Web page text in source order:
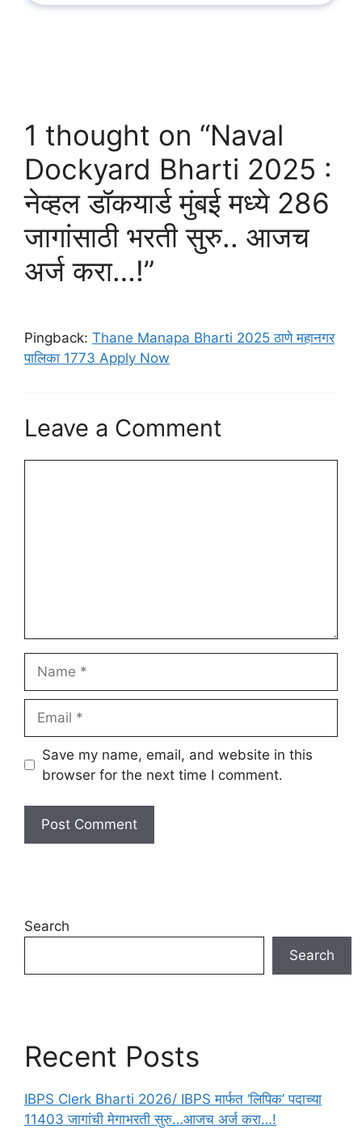
1 thought on “Naval
Dockyard Bharti 2025 :
नेव्हल डॉकयार्ड मुंबई मध्ये 286
जागांसाठी भरती सुरु.. आजच
अर्ज करा…!”
Pingback: Thane Manapa Bharti 2025 ठाणे महानगर
पालिका 1773 Apply Now
Leave a Comment
Save my name, email, and website in this
browser for the next time I comment.
Search
Search
Recent Posts
IBPS Clerk Bharti 2026/ IBPS मार्फत ‘लिपिक’ पदाच्या
11403 जागांची मेगाभरती सुरु…आजच अर्ज करा…!